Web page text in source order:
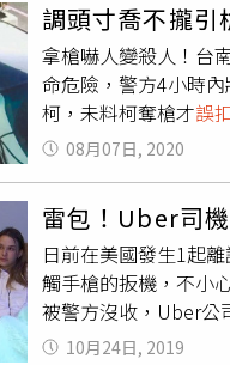
失生命跡象，警方獲
已將涉案人等全數帶
調頭寸喬不攏
拿槍嚇人變殺人！台
命危險，警方4小時
柯，未料柯奪槍才誤
了市警局長，各警局
案小組，調閱路口
得怒斥兒子友人「這
元，昨因數目兜不攏
搶，曾嫌誤觸板機朝
胸、橫膈破裂，經緊
08月07日, 2020
雷包！Uber司
日前在美國發生1起
觸手槍的扳機，不小
被警方沒收，Uber公
（Bailey Braun）與
10月24日, 2019